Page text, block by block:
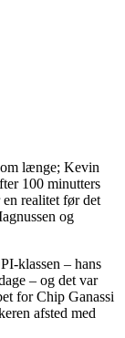
om længe; Kevin
100 minutters
realitet før det
og
klassen – hans
– og det var
for Chip Ganassi
afsted med